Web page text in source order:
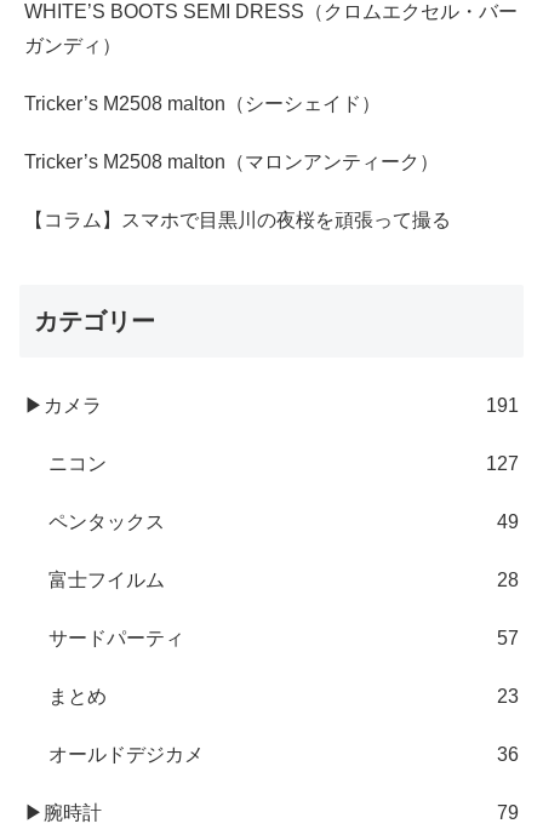
WHITE’S BOOTS SEMI DRESS（クロムエクセル・バー
ガンディ）
Tricker’s M2508 malton（シーシェイド）
Tricker’s M2508 malton（マロンアンティーク）
【コラム】スマホで目黒川の夜桜を頑張って撮る
カテゴリー
▶カメラ 191
ニコン 127
ペンタックス 49
富士フイルム 28
サードパーティ 57
まとめ 23
オールドデジカメ 36
▶腕時計 79